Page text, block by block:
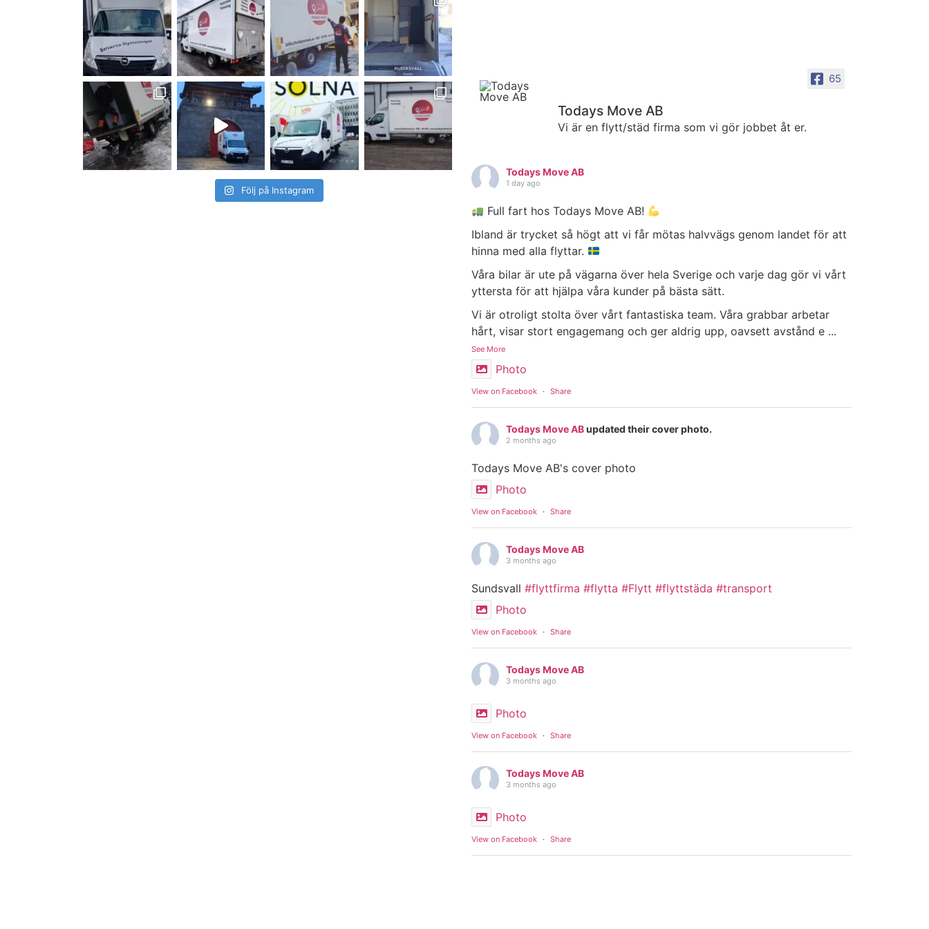
Följ på Instagram
65
Todays Move AB
Vi är en flytt/städ firma som vi gör jobbet åt er.
Todays Move AB
1 day ago
Full fart hos Todays Move AB!
Ibland är trycket så högt att vi får mötas halvvägs genom landet för att
hinna med alla flyttar.
Våra bilar är ute på vägarna över hela Sverige och varje dag gör vi vårt
yttersta för att hjälpa våra kunder på bästa sätt.
Vi är otroligt stolta över vårt fantastiska team. Våra grabbar arbetar
hårt, visar stort engagemang och ger aldrig upp, oavsett avstånd e ...
See More
Photo
View on Facebook · Share
Todays Move ABupdated their cover photo.
2 months ago
Todays Move AB's cover photo
Photo
View on Facebook · Share
Todays Move AB
3 months ago
Sundsvall #flyttfirma #flytta #Flytt #flyttstäda #transport
Photo
View on Facebook · Share
Todays Move AB
3 months ago
Photo
View on Facebook · Share
Todays Move AB
3 months ago
Photo
View on Facebook · Share